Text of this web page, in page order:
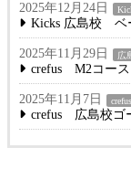
2025年12月24日
Kicks 広島校 ベ
2025年11月29日 広
crefus M2コー
2025年11月7日 crefus
crefus 広島校ゴ